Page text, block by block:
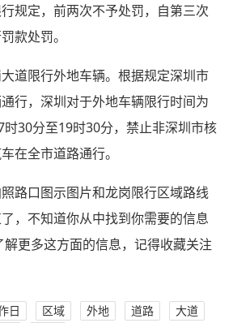
规定，前两次不予处罚，自第三次
款处罚。
道限行外地车辆。根据规定深圳市
行，深圳对于外地车辆限行时间为
30分至19时30分，禁止非深圳市核
在全市道路通行。
路口图示图片和龙岗限行区域路线
，不知道你从中找到你需要的信息
更多这方面的信息，记得收藏关注
日 区域 外地 道路
大道